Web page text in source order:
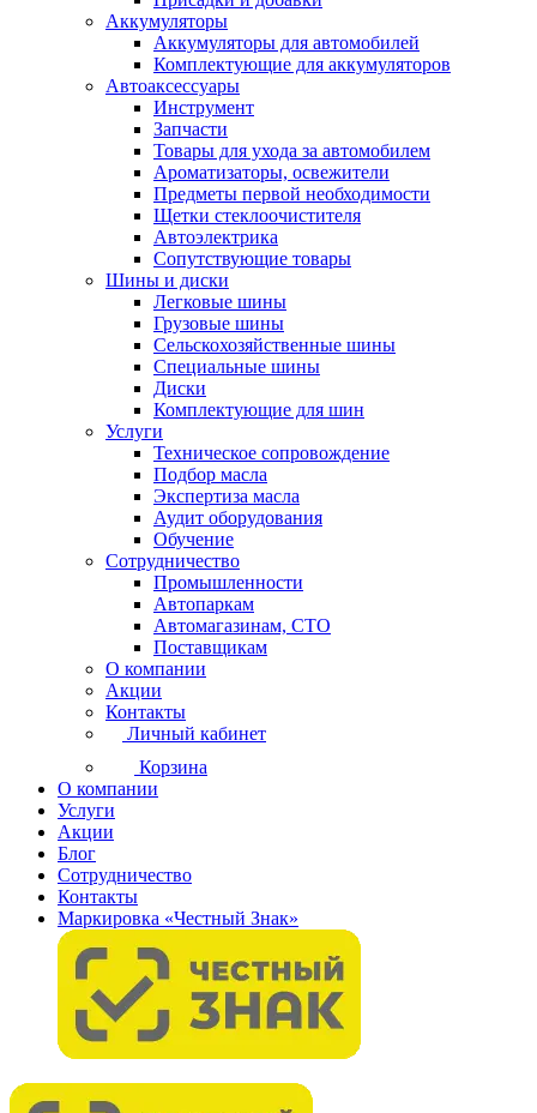
Аккумуляторы
Аккумуляторы для автомобилей
Комплектующие для аккумуляторов
Автоаксессуары
Инструмент
Запчасти
Товары для ухода за автомобилем
Ароматизаторы, освежители
Предметы первой необходимости
Щетки стеклоочистителя
Автоэлектрика
Сопутствующие товары
Шины и диски
Легковые шины
Грузовые шины
Сельскохозяйственные шины
Специальные шины
Диски
Комплектующие для шин
Услуги
Техническое сопровождение
Подбор масла
Экспертиза масла
Аудит оборудования
Обучение
Сотрудничество
Промышленности
Автопаркам
Автомагазинам, СТО
Поставщикам
О компании
Акции
Контакты
Личный кабинет
Корзина
О компании
Услуги
Акции
Блог
Сотрудничество
Контакты
Маркировка «Честный Знак»